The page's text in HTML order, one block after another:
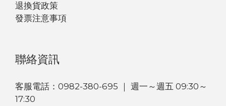
退換貨政策
發票注意事項
聯絡資訊
客服電話：0982-380-695 ｜ 週一～週五 09:30～
17:30